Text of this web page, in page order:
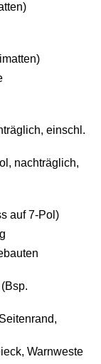
einschl.
nachträglich,
auf 7-Pol)
Warnweste